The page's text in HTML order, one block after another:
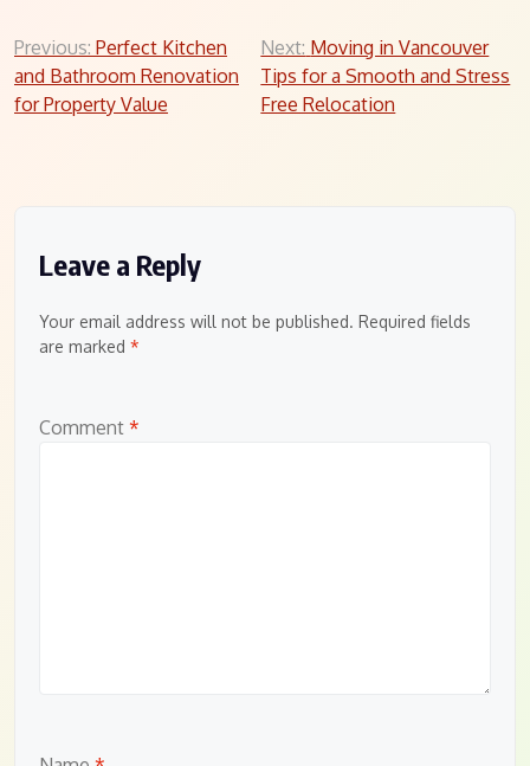
Post
navigation
Previous: Perfect Kitchen
and Bathroom Renovation
for Property Value
Next: Moving in Vancouver
Tips for a Smooth and Stress
Free Relocation
Leave a Reply
Your email address will not be published. Required fields
are marked *
Comment *